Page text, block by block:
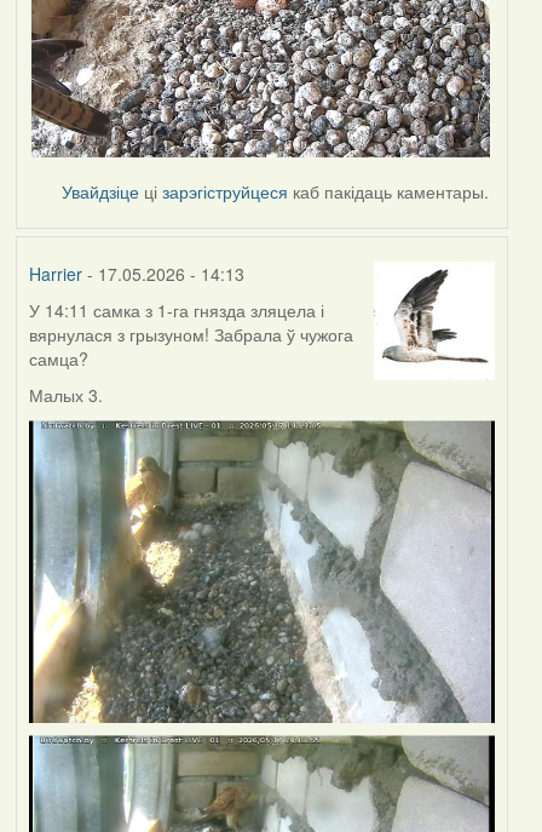
Увайдзіце цізарэгіструйцеся каб пакідаць каментары.
Harrier- 17.05.2026 - 14:13
У 14:11 самка з 1-га гнязда зляцела і
вярнулася з грызуном! Забрала ў чужога
самца?
Малых 3.